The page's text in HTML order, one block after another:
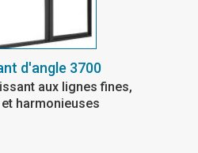
d'angle 3700
aux lignes fines,
harmonieuses